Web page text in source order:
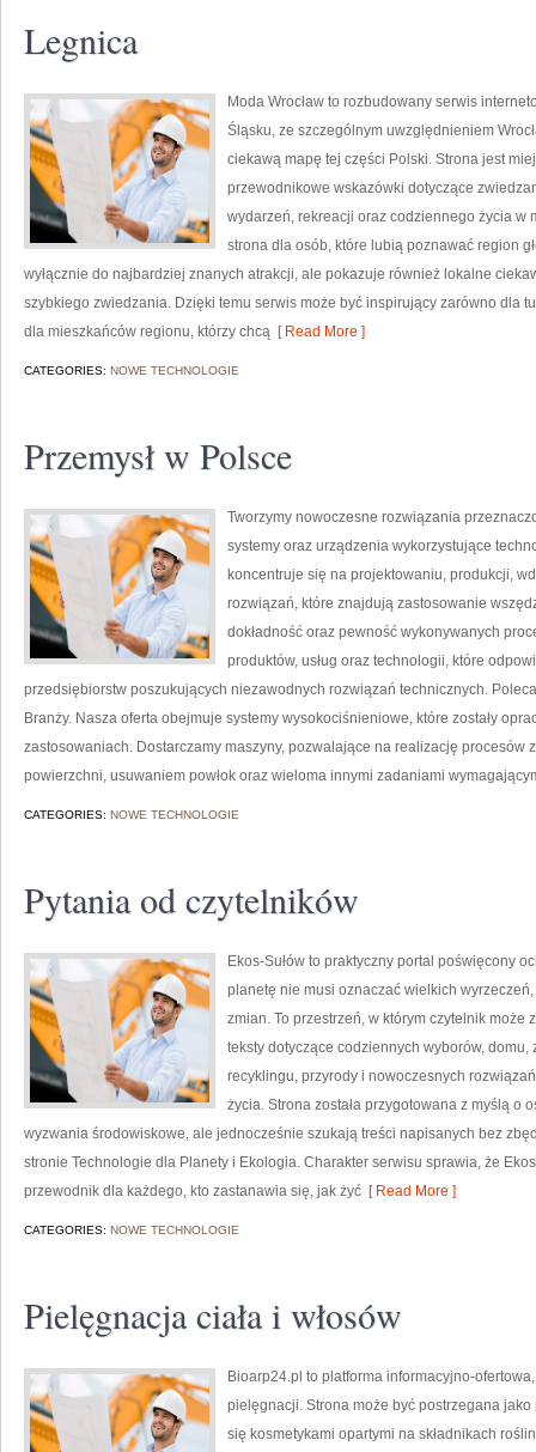
Legnica
Moda Wrocław to rozbudowany serwis
Śląsku, ze szczególnym uwzględnieniem
ciekawą mapę tej części Polski. Strona jest
przewodnikowe wskazówki dotyczące
wydarzeń, rekreacji oraz codziennego życia w
strona dla osób, które lubią poznawać region
wyłącznie do najbardziej znanych atrakcji, ale pokazuje również lokalne
szybkiego zwiedzania. Dzięki temu serwis może być inspirujący zarówno dla
dla mieszkańców regionu, którzy chcą [ Read More ]
CATEGORIES: NOWE TECHNOLOGIE
Przemysł w Polsce
Tworzymy nowoczesne rozwiązania
systemy oraz urządzenia wykorzystujące
koncentruje się na projektowaniu, produkcji,
rozwiązań, które znajdują zastosowanie
dokładność oraz pewność wykonywanych
produktów, usług oraz technologii, które
przedsiębiorstw poszukujących niezawodnych rozwiązań technicznych.
Branży. Nasza oferta obejmuje systemy wysokociśnieniowe, które zostały
zastosowaniach. Dostarczamy maszyny, pozwalające na realizację procesów
powierzchni, usuwaniem powłok oraz wieloma innymi zadaniami
CATEGORIES: NOWE TECHNOLOGIE
Pytania od czytelników
Ekos-Sułów to praktyczny portal poświęcony
planetę nie musi oznaczać wielkich
zmian. To przestrzeń, w którym czytelnik może
teksty dotyczące codziennych wyborów,
recyklingu, przyrody i nowoczesnych
życia. Strona została przygotowana z myślą o
wyzwania środowiskowe, ale jednocześnie szukają treści napisanych bez
stronie Technologie dla Planety i Ekologia. Charakter serwisu sprawia, że
przewodnik dla każdego, kto zastanawia się, jak żyć [ Read More ]
CATEGORIES: NOWE TECHNOLOGIE
Pielęgnacja ciała i włosów
Bioarp24.pl to platforma informacyjno-
pielęgnacji. Strona może być postrzegana
się kosmetykami opartymi na składnikach